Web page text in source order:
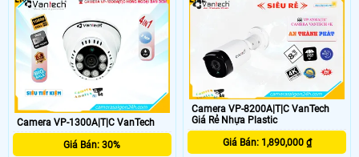
Camera VP-1300A|T|C VanTech
Giá Bán: 30%
Camera VP-8200A|T|C VanTech
Giá Rẻ Nhựa Plastic
Giá Bán: 1,890,000 ₫